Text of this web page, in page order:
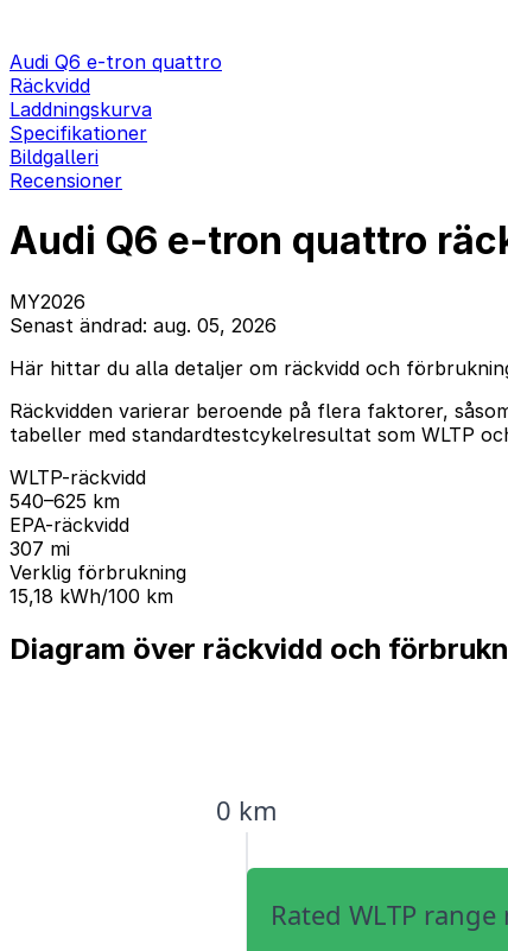
Audi Q6 e-tron quattro
Räckvidd
Laddningskurva
Specifikationer
Bildgalleri
Recensioner
Audi Q6 e-tron quattro
MY2026
Senast ändrad: aug. 05, 2026
Här hittar du alla detaljer om räckvidd och
Räckvidden varierar beroende på flera faktorer,
tabeller med standardtestcykelresultat som WLTP
WLTP-räckvidd
540–625 km
EPA-räckvidd
307 mi
Verklig förbrukning
15,18 kWh/100 km
Diagram över räckvidd och